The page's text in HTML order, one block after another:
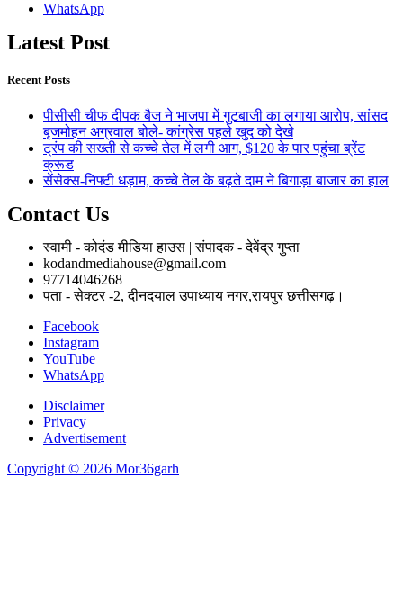
WhatsApp
Latest Post
Recent Posts
पीसीसी चीफ दीपक बैज ने भाजपा में गुटबाजी का लगाया आरोप, सांसद
बृजमोहन अग्रवाल बोले- कांग्रेस पहले खुद को देखे
ट्रंप की सख्ती से कच्चे तेल में लगी आग, $120 के पार पहुंचा ब्रेंट
क्रूड
सेंसेक्स-निफ्टी धड़ाम, कच्चे तेल के बढ़ते दाम ने बिगाड़ा बाजार का हाल
Contact Us
स्वामी - कोदंड मीडिया हाउस | संपादक - देवेंद्र गुप्ता
kodandmediahouse@gmail.com
97714046268
पता - सेक्टर -2, दीनदयाल उपाध्याय नगर,रायपुर छत्तीसगढ़।
Facebook
Instagram
YouTube
WhatsApp
Disclaimer
Privacy
Advertisement
Copyright © 2026 Mor36garh